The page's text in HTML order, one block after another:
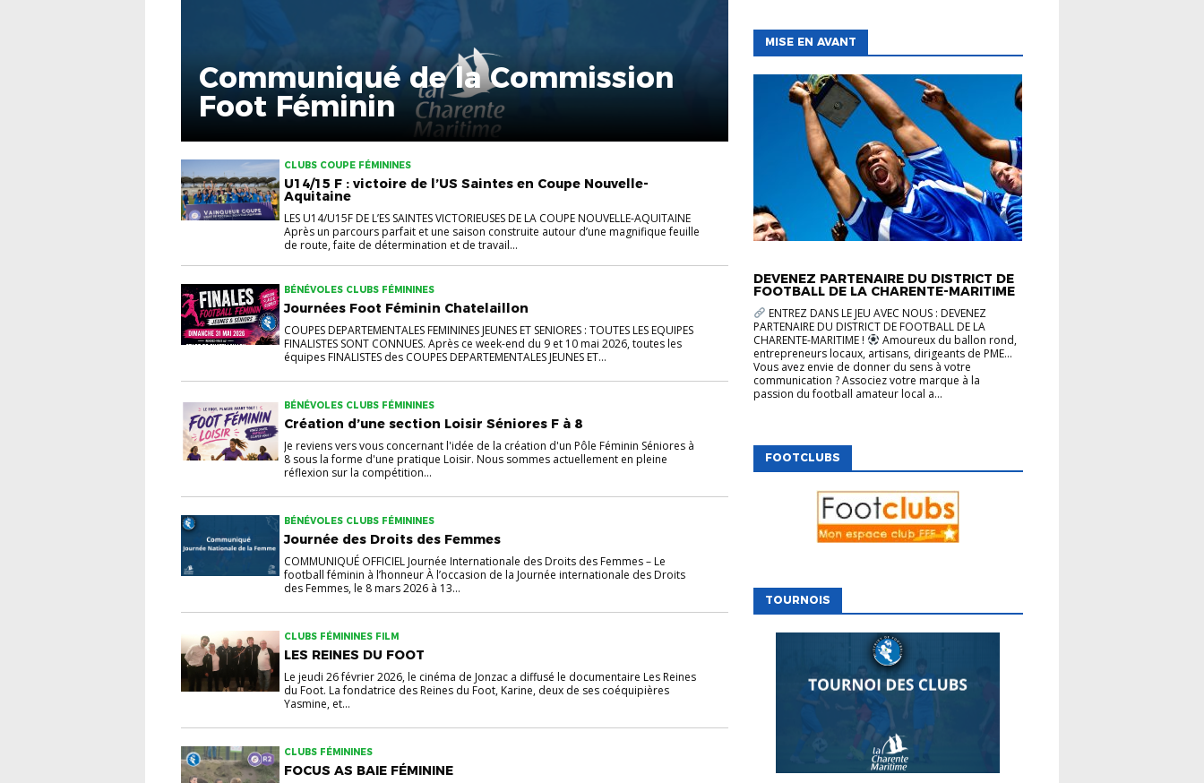
Communiqué de la Commission
Foot Féminin
CLUBS COUPE FÉMININES
U14/15 F : victoire de l’US Saintes en Coupe Nouvelle-
Aquitaine
LES U14/U15F DE L’ES SAINTES VICTORIEUSES DE LA COUPE NOUVELLE-AQUITAINE
Après un parcours parfait et une saison construite autour d’une magnifique feuille
de route, faite de détermination et de travail...
BÉNÉVOLES CLUBS FÉMININES
Journées Foot Féminin Chatelaillon
COUPES DEPARTEMENTALES FEMININES JEUNES ET SENIORES : TOUTES LES EQUIPES
FINALISTES SONT CONNUES. Après ce week-end du 9 et 10 mai 2026, toutes les
équipes FINALISTES des COUPES DEPARTEMENTALES JEUNES ET...
BÉNÉVOLES CLUBS FÉMININES
Création d’une section Loisir Séniores F à 8
Je reviens vers vous concernant l'idée de la création d'un Pôle Féminin Séniores à
8 sous la forme d'une pratique Loisir. Nous sommes actuellement en pleine
réflexion sur la compétition...
BÉNÉVOLES CLUBS FÉMININES
Journée des Droits des Femmes
COMMUNIQUÉ OFFICIEL Journée Internationale des Droits des Femmes – Le
football féminin à l’honneur À l’occasion de la Journée internationale des Droits
des Femmes, le 8 mars 2026 à 13...
CLUBS FÉMININES FILM
LES REINES DU FOOT
Le jeudi 26 février 2026, le cinéma de Jonzac a diffusé le documentaire Les Reines
du Foot. La fondatrice des Reines du Foot, Karine, deux de ses coéquipières
Yasmine, et...
CLUBS FÉMININES
FOCUS AS BAIE FÉMININE
MISE EN AVANT
DEVENEZ PARTENAIRE DU DISTRICT DE
FOOTBALL DE LA CHARENTE-MARITIME
ENTREZ DANS LE JEU AVEC NOUS : DEVENEZ
PARTENAIRE DU DISTRICT DE FOOTBALL DE LA
CHARENTE-MARITIME !
Amoureux du ballon rond,
entrepreneurs locaux, artisans, dirigeants de PME…
Vous avez envie de donner du sens à votre
communication ? Associez votre marque à la
passion du football amateur local a...
FOOTCLUBS
TOURNOIS